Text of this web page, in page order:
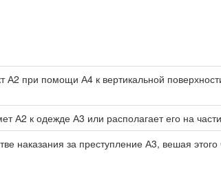
при помощи А4 к вертикальной
А2 к одежде А3 или располагает его на
наказания за преступление А3, вешая